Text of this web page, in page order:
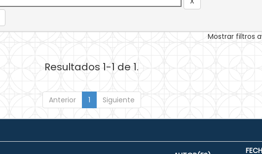
Mostrar filtros
Resultados 1-1 de 1.
Anterior 1 Siguiente